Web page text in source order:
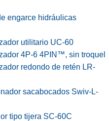
engarce hidráulicas
utilitario UC-60
4P-6 4PIN™, sin troquel
redondo de retén LR-
sacabocados Swiv-L-
tipo tijera SC-60C